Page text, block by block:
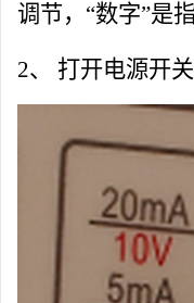
调节，“数字”是
2、 打开电源开